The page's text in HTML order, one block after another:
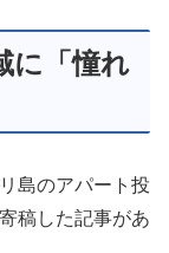
に「憧れ
島のアパート投
稿した記事があ